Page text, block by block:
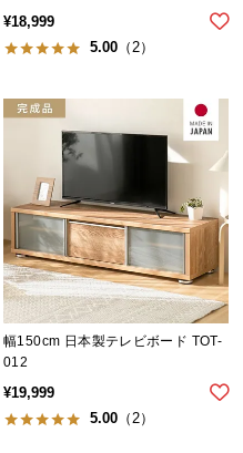
¥18,999
5.00 （2）
幅150cm 日本製テレビボード TOT-
012
¥19,999
5.00 （2）